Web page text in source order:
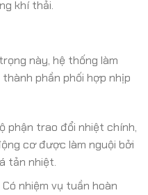
khí thải.
này, hệ thống làm
phần phối hợp nhịp
phận trao đổi nhiệt chính,
cơ được làm nguội bởi
tản nhiệt.
Có nhiệm vụ tuần hoàn